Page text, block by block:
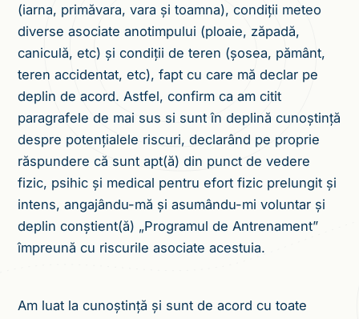
(iarna, primăvara, vara și toamna), condiții meteo
diverse asociate anotimpului (ploaie, zăpadă,
caniculă, etc) și condiții de teren (șosea, pământ,
teren accidentat, etc), fapt cu care mă declar pe
deplin de acord. Astfel, confirm ca am citit
paragrafele de mai sus si sunt în deplină cunoștință
despre potențialele riscuri, declarând pe proprie
răspundere că sunt apt(ă) din punct de vedere
fizic, psihic și medical pentru efort fizic prelungit și
intens, angajându-mă și asumându-mi voluntar și
deplin conștient(ă) „Programul de Antrenament”
împreună cu riscurile asociate acestuia.
Am luat la cunoștință și sunt de acord cu toate